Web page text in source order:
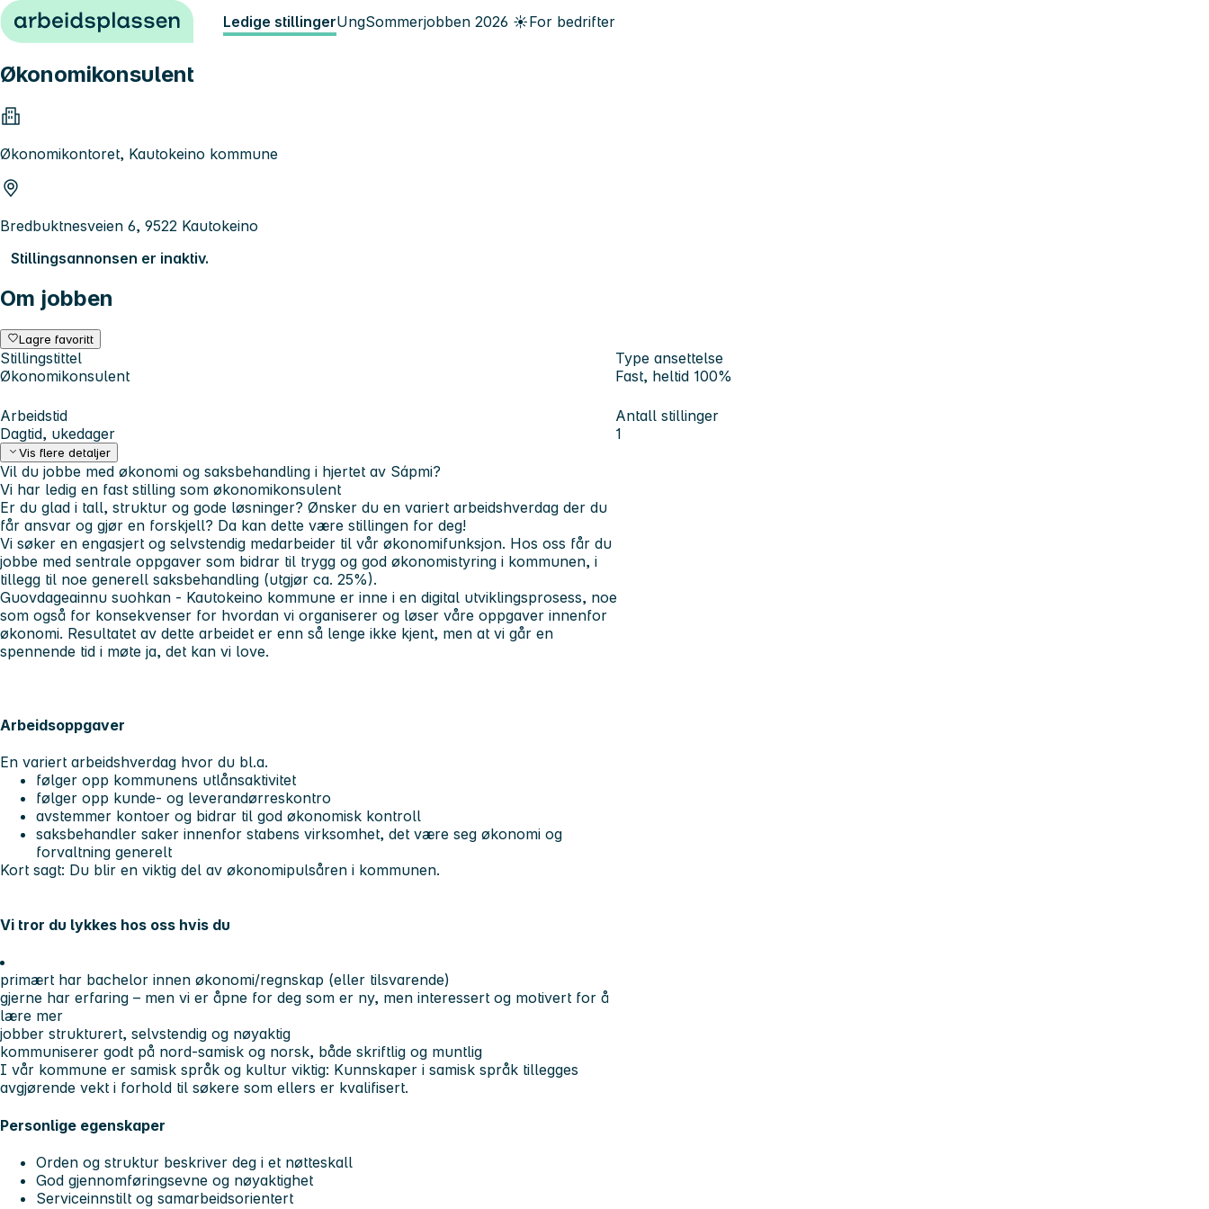
Hopp til innhold Ledige stillingerUngSommerjobben 2026 ☀️For bedrifter
Økonomikonsulent
Økonomikontoret, Kautokeino kommune
Bredbuktnesveien 6, 9522 Kautokeino
Stillingsannonsen er inaktiv.
Om jobben
Lagre favoritt
Stillingstittel
Økonomikonsulent
Type ansettelse
Fast, heltid 100%
Arbeidstid
Dagtid, ukedager
Antall stillinger
1
Vis flere detaljer
Vil du jobbe med økonomi og saksbehandling i hjertet av Sápmi?
Vi har ledig en fast stilling som økonomikonsulent
Er du glad i tall, struktur og gode løsninger? Ønsker du en variert arbeidshverdag der du
får ansvar og gjør en forskjell? Da kan dette være stillingen for deg!
Vi søker en engasjert og selvstendig medarbeider til vår økonomifunksjon. Hos oss får du
jobbe med sentrale oppgaver som bidrar til trygg og god økonomistyring i kommunen, i
tillegg til noe generell saksbehandling (utgjør ca. 25%).
Guovdageainnu suohkan - Kautokeino kommune er inne i en digital utviklingsprosess, noe
som også for konsekvenser for hvordan vi organiserer og løser våre oppgaver innenfor
økonomi. Resultatet av dette arbeidet er enn så lenge ikke kjent, men at vi går en
spennende tid i møte ja, det kan vi love.
Arbeidsoppgaver
En variert arbeidshverdag hvor du bl.a.
følger opp kommunens utlånsaktivitet
følger opp kunde- og leverandørreskontro
avstemmer kontoer og bidrar til god økonomisk kontroll
saksbehandler saker innenfor stabens virksomhet, det være seg økonomi og
forvaltning generelt
Kort sagt: Du blir en viktig del av økonomipulsåren i kommunen.
Vi tror du lykkes hos oss hvis du
primært har bachelor innen økonomi/regnskap (eller tilsvarende)
gjerne har erfaring – men vi er åpne for deg som er ny, men interessert og motivert for å
lære mer
jobber strukturert, selvstendig og nøyaktig
kommuniserer godt på nord-samisk og norsk, både skriftlig og muntlig
I vår kommune er samisk språk og kultur viktig: Kunnskaper i samisk språk tillegges
avgjørende vekt i forhold til søkere som ellers er kvalifisert.
Personlige egenskaper
Orden og struktur beskriver deg i et nøtteskall
God gjennomføringsevne og nøyaktighet
Serviceinnstilt og samarbeidsorientert